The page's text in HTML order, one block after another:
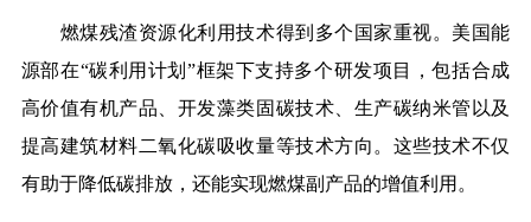
燃煤残渣资源化利用技术得到多个国家重视。美国能
源部在“碳利用计划”框架下支持多个研发项目，包括合成
高价值有机产品、开发藻类固碳技术、生产碳纳米管以及
提高建筑材料二氧化碳吸收量等技术方向。这些技术不仅
有助于降低碳排放，还能实现燃煤副产品的增值利用。